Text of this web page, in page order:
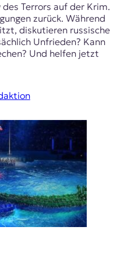
Terrors auf der Krim.
zurück. Während
diskutieren russische
Unfrieden? Kann
Und helfen jetzt